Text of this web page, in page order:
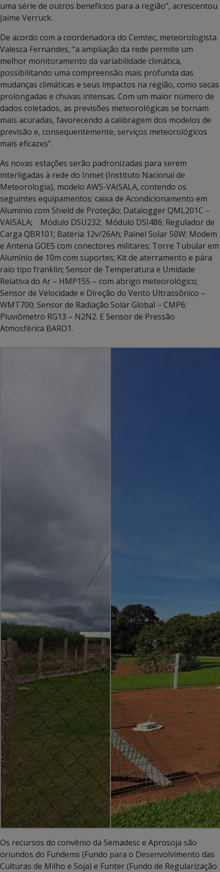
uma série de outros benefícios para a região”, acrescentou
Jaime Verruck.
De acordo com a coordenadora do Cemtec, meteorologista
Valesca Fernandes, “a ampliação da rede permite um
melhor monitoramento da variabilidade climática,
possibilitando uma compreensão mais profunda das
mudanças climáticas e seus impactos na região, como secas
prolongadas e chuvas intensas. Com um maior número de
dados coletados, as previsões meteorológicas se tornam
mais acuradas, favorecendo a calibragem dos modelos de
previsão e, consequentemente, serviços meteorológicos
mais eficazes”.
As novas estações serão padronizadas para serem
interligadas à rede do Inmet (Instituto Nacional de
Meteorologia), modelo AWS-VAISALA, contendo os
seguintes equipamentos: caixa de Acondicionamento em
Alumínio com Shield de Proteção; Datalogger QML201C –
VAISALA; Módulo DSU232; Módulo DSI486; Regulador de
Carga QBR101; Bateria 12v/26Ah; Painel Solar 50W; Modem
e Antena GOES com conectores militares; Torre Tubular em
Alumínio de 10m com suportes; Kit de aterramento e pára
raio tipo franklin; Sensor de Temperatura e Umidade
Relativa do Ar – HMP155 – com abrigo meteorológico;
Sensor de Velocidade e Direção do Vento Ultrassônico –
WMT700; Sensor de Radiação Solar Global – CMP6;
Pluviômetro RG13 – N2N2. E Sensor de Pressão
Atmosférica BARO1.
Os recursos do convênio da Semadesc e Aprosoja são
oriundos do Fundems (Fundo para o Desenvolvimento das
Culturas de Milho e Soja) e Funter (Fundo de Regularização